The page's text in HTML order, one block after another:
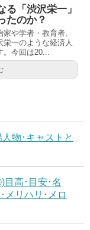
る「渋沢栄一」
たのか？
や学者・教育者、
一のような経済人
今回は20...
物･キャストと
高･目安･名
メリハリ･メロ